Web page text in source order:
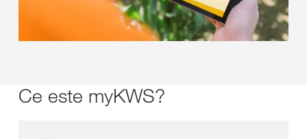
Ce este myKWS?